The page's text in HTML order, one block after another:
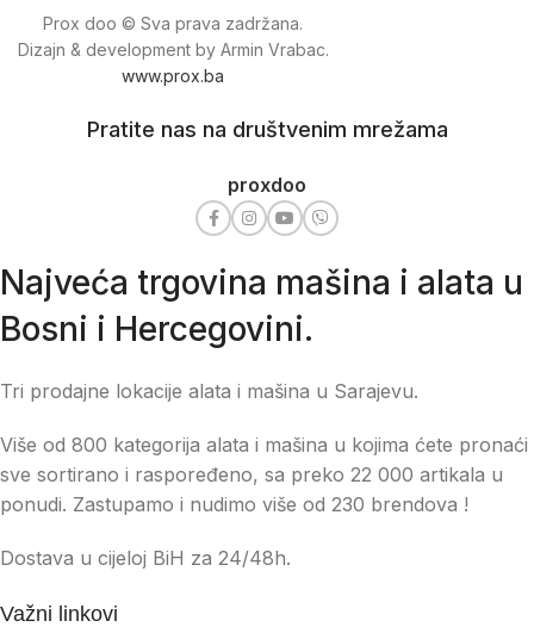
Prox doo © Sva prava zadržana.
Dizajn & development by Armin Vrabac.
www.prox.ba
Pratite nas na društvenim mrežama
proxdoo
Najveća trgovina mašina i alata u
Bosni i Hercegovini.
Tri prodajne lokacije alata i mašina u Sarajevu.
Više od 800 kategorija alata i mašina u kojima ćete pronaći
sve sortirano i raspoređeno, sa preko 22 000 artikala u
ponudi. Zastupamo i nudimo više od 230 brendova !
Dostava u cijeloj BiH za 24/48h.
Važni linkovi